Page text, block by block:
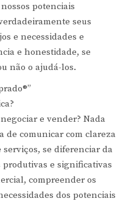
potenciais
seus
e necessidades e
e honestidade, se
não o ajudá-los.
e vender? Nada
de comunicar com clareza
serviços, se diferenciar da
e significativas
compreender os
dos potenciais